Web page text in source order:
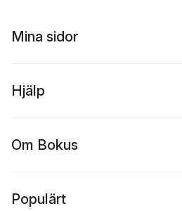
Mina sidor
Hjälp
Om Bokus
Populärt